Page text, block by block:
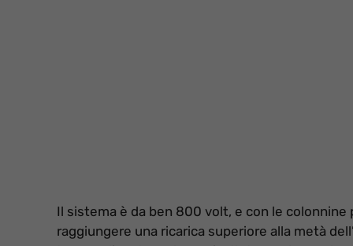
Il sistema è da ben 800 volt, e con le
raggiungere una ricarica superiore alla metà